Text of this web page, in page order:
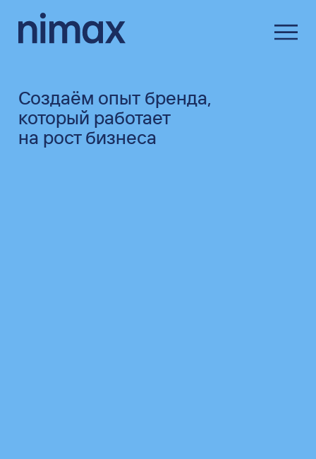
Создаём опыт бренда,
который работает
на рост бизнеса